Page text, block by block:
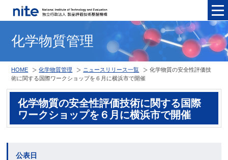
化学物質管理
HOME 化学物質管理 ニュースリリース一覧
化学物質の安全性評価技
術に関する国際ワークショップを６月に横浜市で開催
化学物質の安全性評価技術に関する国際
ワークショップを６月に横浜市で開催
公表日